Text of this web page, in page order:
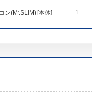
ン(Mr.SLIM) [本体]
1